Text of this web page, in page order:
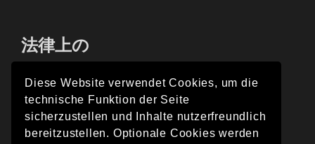
法律上の
インプレス
プライバシー保護
Diese Website verwendet Cookies, um die
technische Funktion der Seite
sicherzustellen und Inhalte nutzerfreundlich
bereitzustellen. Optionale Cookies werden